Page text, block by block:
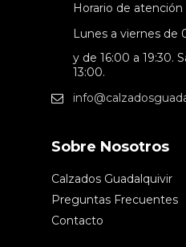
Horario de
Lunes a viernes de
y de 16:00 a 19:30.
13:00.
Sobre Nosotros
Calzados Guadalquivir
Preguntas Frecuentes
Contacto